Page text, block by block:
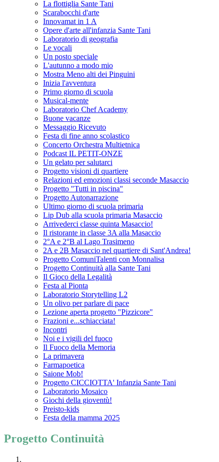
La flottiglia Sante Tani
Scarabocchi d'arte
Innovamat in 1 A
Opere d'arte all'infanzia Sante Tani
Laboratorio di geografia
Le vocali
Un posto speciale
L'autunno a modo mio
Mostra Meno alti dei Pinguini
Inizia l'avventura
Primo giorno di scuola
Musical-mente
Laboratorio Chef Academy
Buone vacanze
Messaggio Ricevuto
Festa di fine anno scolastico
Concerto Orchestra Multietnica
Podcast IL PETIT-ONZE
Un gelato per salutarci
Progetto visioni di quartiere
Relazioni ed emozioni classi seconde Masaccio
Progetto "Tutti in piscina"
Progetto Autonarrazione
Ultimo giorno di scuola primaria
Lip Dub alla scuola primaria Masaccio
Arrivederci classe quinta Masaccio!
Il ristorante in classe 3A alla Masaccio
2°A e 2°B al Lago Trasimeno
2A e 2B Masaccio nel quartiere di Sant'Andrea!
Progetto ComuniTalenti con Monnalisa
Progetto Continuità alla Sante Tani
Il Gioco della Legalità
Festa al Pionta
Laboratorio Storytelling L2
Un olivo per parlare di pace
Lezione aperta progetto "Pizzicore"
Frazioni e...schiacciata!
Incontri
Noi e i vigili del fuoco
Il Fuoco della Memoria
La primavera
Farmapoetica
Saione Mob!
Progetto CICCIOTTA' Infanzia Sante Tani
Laboratorio Mosaico
Giochi della gioventù!
Preisto-kids
Festa della mamma 2025
Progetto Continuità